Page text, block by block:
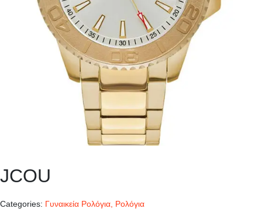
JCOU
Categories: Γυναικεία Ρολόγια, Ρολόγια